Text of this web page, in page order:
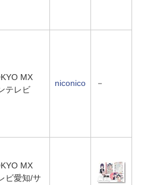
MX
テレビ
niconico －
MX
ビ愛知/サ